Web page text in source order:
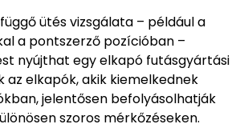
ütés vizsgálata – például a
a pontszerző pozícióban –
nyújthat egy elkapó futásgyártási
az elkapók, akik kiemelkednek
jelentősen befolyásolhatják
szoros mérkőzéseken.